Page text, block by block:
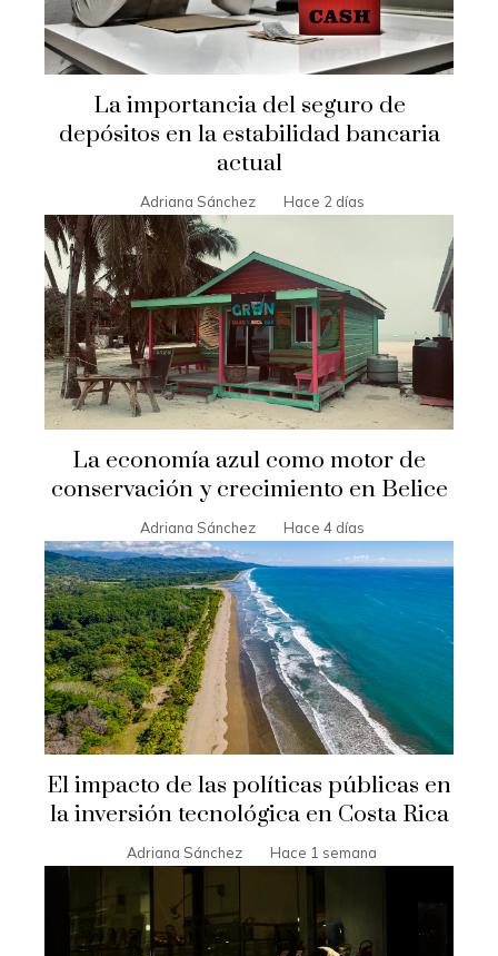
La importancia del seguro de
depósitos en la estabilidad bancaria
actual
Adriana Sánchez Hace 2 días
La economía azul como motor de
conservación y crecimiento en Belice
Adriana Sánchez Hace 4 días
El impacto de las políticas públicas en
la inversión tecnológica en Costa Rica
Adriana Sánchez Hace 1 semana